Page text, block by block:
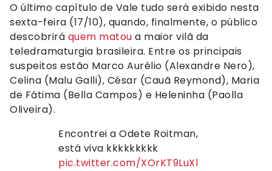
O último capítulo de Vale tudo será exibido nesta
sexta-feira (17/10), quando, finalmente, o público
descobrirá quem matou a maior vilã da
teledramaturgia brasileira. Entre os principais
suspeitos estão Marco Aurélio (Alexandre Nero),
Celina (Malu Galli), César (Cauã Reymond), Maria
de Fátima (Bella Campos) e Heleninha (Paolla
Oliveira).
Encontrei a Odete Roitman,
está viva kkkkkkkkk
pic.twitter.com/XOrKT9LuXl